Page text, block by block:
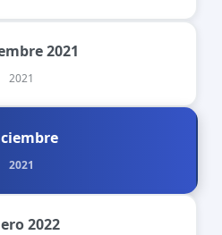
2021
2021
2021
2022